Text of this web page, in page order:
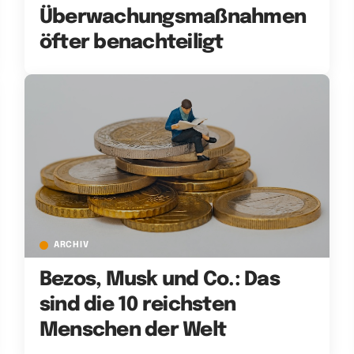
Überwachungsmaßnahmen
öfter benachteiligt
ARCHIV
Bezos, Musk und Co.: Das
sind die 10 reichsten
Menschen der Welt